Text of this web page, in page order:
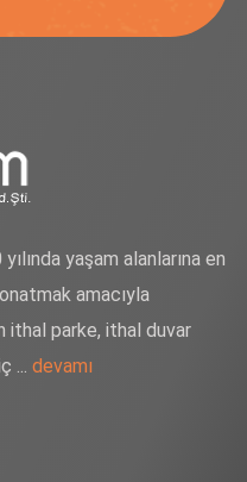
yaşam alanlarına en
amacıyla
ithal parke, ithal duvar
... devamı